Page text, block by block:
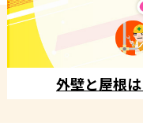
外壁と屋根